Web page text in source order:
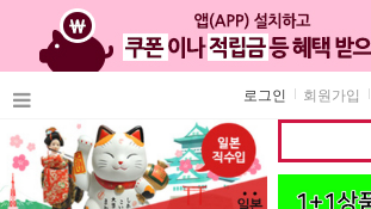
회원가입
로그인